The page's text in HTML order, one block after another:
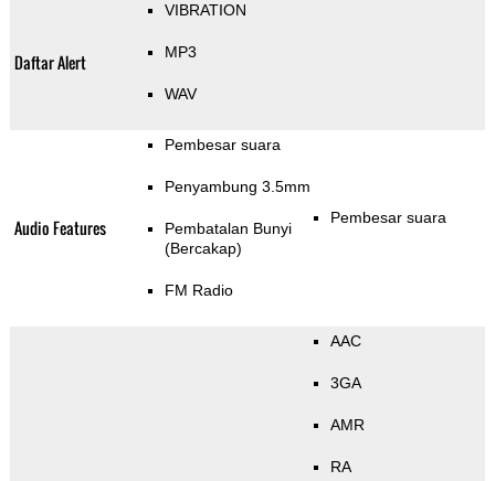
Daftar Alert
VIBRATION
MP3
WAV
Audio Features
Pembesar suara
Penyambung 3.5mm
Pembatalan Bunyi
(Bercakap)
FM Radio
Pembesar suara
AAC
3GA
AMR
RA